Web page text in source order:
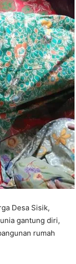
Desa Sisik,
gantung diri,
rumah